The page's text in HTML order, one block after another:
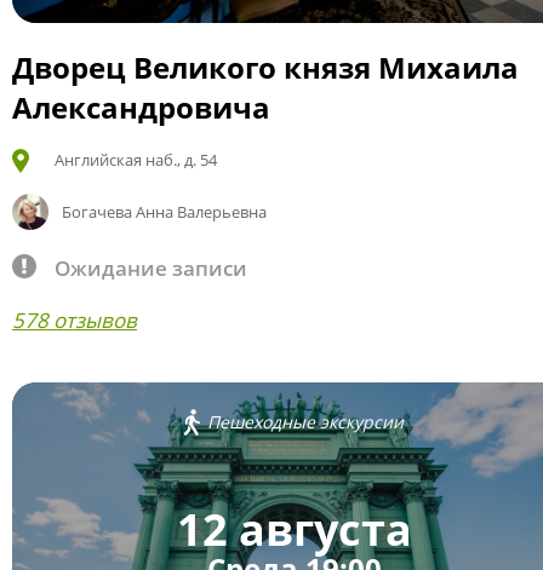
Дворец Великого князя Михаила
Александровича
Английская наб., д. 54
Богачева Анна Валерьевна
Ожидание записи
578 отзывов
Пешеходные экскурсии
12 августа